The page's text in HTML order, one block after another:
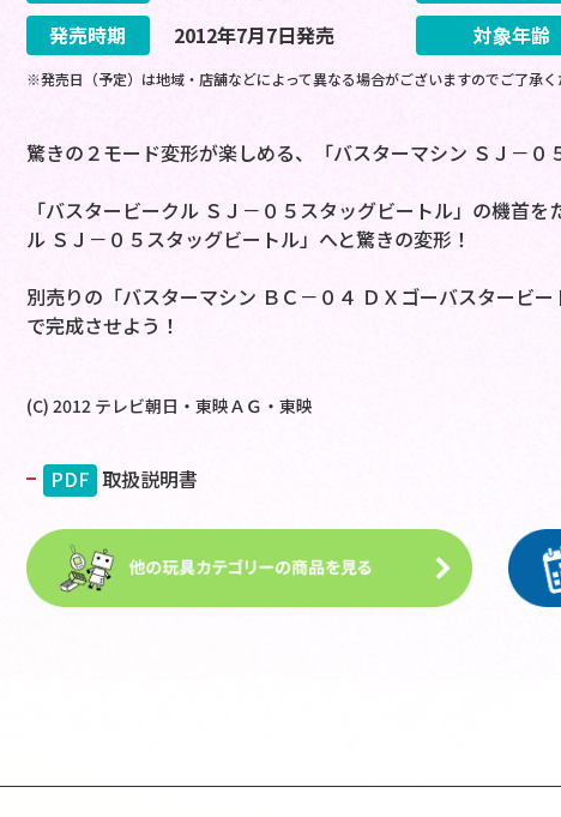
発売時期
2012年7月7日発売 対象年齢
※発売日（予定）は地域・店舗などによって異なる場合がございますのでご了承く
驚きの２モード変形が楽しめる、「バスターマシン ＳＪ－０
「バスタービークル ＳＪ－０５スタッグビートル」の機首
ル ＳＪ－０５スタッグビートル」へと驚きの変形！
別売りの「バスターマシン ＢＣ－０４ ＤＸゴーバスタービ
で完成させよう！
(C) 2012 テレビ朝日・東映ＡＧ・東映
PDF 取扱説明書